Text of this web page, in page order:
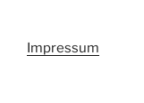
Impressum